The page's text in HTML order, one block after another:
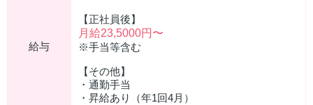
給与
【正社員後】
月給23,5000円〜
※手当等含む
【その他】
・通勤手当
・昇給あり（年1回4月）